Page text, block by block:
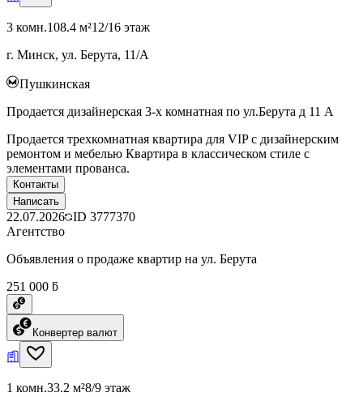
3 комн.108.4 м²12/16 этаж
г. Минск, ул. Берута, 11/А
Пушкинская
Продается дизайнерская 3-х комнатная по ул.Берута д 11 А
Продается трехкомнатная квартира для VIP с дизайнерским
ремонтом и мебелью Квартира в классическом стиле с
элементами прованса.
Контакты
Написать
22.07.2026 ID 3777370
Агентство
Объявления о продаже квартир на ул. Берута
251 000 ƃ
Конвертер валют
1 комн.33.2 м²8/9 этаж